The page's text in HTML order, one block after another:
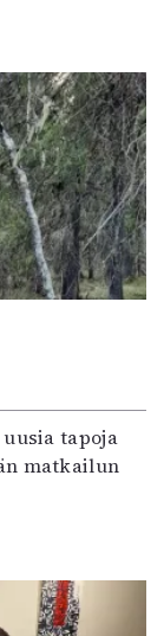
tapoja
matkailun